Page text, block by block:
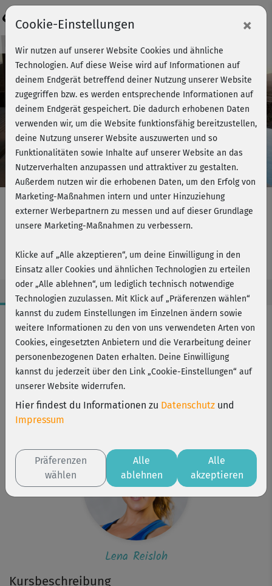
Play
Video
Kursvorschau - Jetzt mitmachen!
Im Büro - Ganzkörper mit und ohne
Theraband®
Kursbeschreibung
Workout-Facts
leicht
10 Min
29 kcal
Tisch, Stuhl, optional: Theraband®
Lena Reisloh
Cookie-Einstellungen ×
Wir nutzen auf unserer Website Cookies und ähnliche
Technologien. Auf diese Weise wird auf Informationen auf
deinem Endgerät betreffend deiner Nutzung unserer Website
zugegriffen bzw. es werden entsprechende Informationen auf
deinem Endgerät gespeichert. Die dadurch erhobenen Daten
verwenden wir, um die Website funktionsfähig bereitzustellen,
deine Nutzung unserer Website auszuwerten und so
Funktionalitäten sowie Inhalte auf unserer Website an das
Nutzerverhalten anzupassen und attraktiver zu gestalten.
Außerdem nutzen wir die erhobenen Daten, um den Erfolg von
Marketing-Maßnahmen intern und unter Hinzuziehung
externer Werbepartnern zu messen und auf dieser Grundlage
unsere Marketing-Maßnahmen zu verbessern.
Klicke auf „Alle akzeptieren“, um deine Einwilligung in den
Einsatz aller Cookies und ähnlichen Technologien zu erteilen
oder „Alle ablehnen“, um lediglich technisch notwendige
Technologien zuzulassen. Mit Klick auf „Präferenzen wählen“
kannst du zudem Einstellungen im Einzelnen ändern sowie
weitere Informationen zu den von uns verwendeten Arten von
Cookies, eingesetzten Anbietern und die Verarbeitung deiner
personenbezogenen Daten erhalten. Deine Einwilligung
kannst du jederzeit über den Link „Cookie-Einstellungen“ auf
unserer Website widerrufen.
Hier findest du Informationen zu Datenschutz und
Impressum
Präferenzen
wählen
Alle
ablehnen
Alle
akzeptieren